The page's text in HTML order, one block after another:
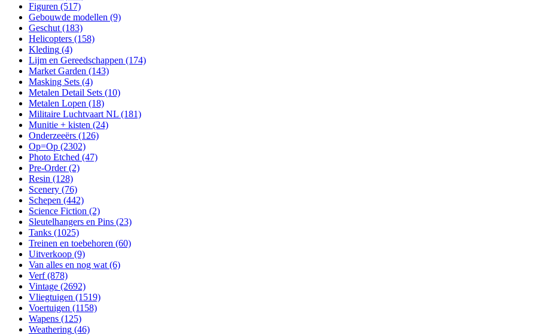
Figuren (517)
Gebouwde modellen (9)
Geschut (183)
Helicopters (158)
Kleding (4)
Lijm en Gereedschappen (174)
Market Garden (143)
Masking Sets (4)
Metalen Detail Sets (10)
Metalen Lopen (18)
Militaire Luchtvaart NL (181)
Munitie + kisten (24)
Onderzeeërs (126)
Op=Op (2302)
Photo Etched (47)
Pre-Order (2)
Resin (128)
Scenery (76)
Schepen (442)
Science Fiction (2)
Sleutelhangers en Pins (23)
Tanks (1025)
Treinen en toebehoren (60)
Uitverkoop (9)
Van alles en nog wat (6)
Verf (878)
Vintage (2692)
Vliegtuigen (1519)
Voertuigen (1158)
Wapens (125)
Weathering (46)